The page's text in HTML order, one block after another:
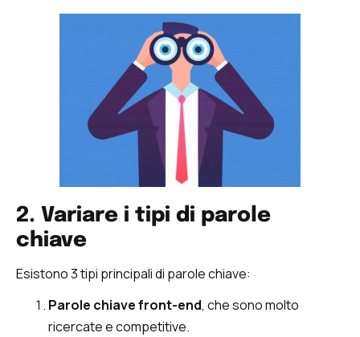
2. Variare i tipi di parole
chiave
Esistono 3 tipi principali di parole chiave:
Parole chiave front-end, che sono molto
ricercate e competitive.